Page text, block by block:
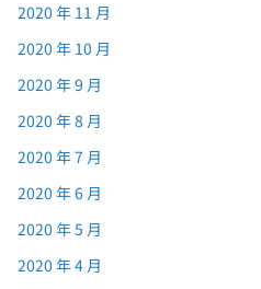
2020 年 11 月
2020 年 10 月
2020 年 9 月
2020 年 8 月
2020 年 7 月
2020 年 6 月
2020 年 5 月
2020 年 4 月